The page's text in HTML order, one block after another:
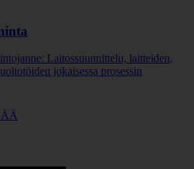
Laitossuunnittelu, laitteiden,
jokaisessa prosessin